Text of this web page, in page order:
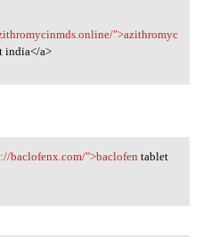
">azithromyc
india</a>
baclofenx
baclofenx.com/">baclofen tablet